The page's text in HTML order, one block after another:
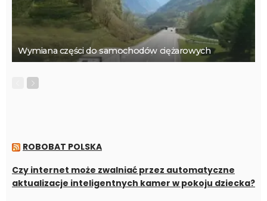
Wymiana części do samochodów ciężarowych
ROBOBAT POLSKA
Czy internet może zwalniać przez automatyczne
aktualizacje inteligentnych kamer w pokoju dziecka?